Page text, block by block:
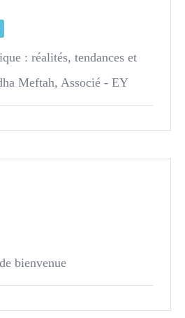
: réalités, tendances et
Meftah, Associé - EY
bienvenue